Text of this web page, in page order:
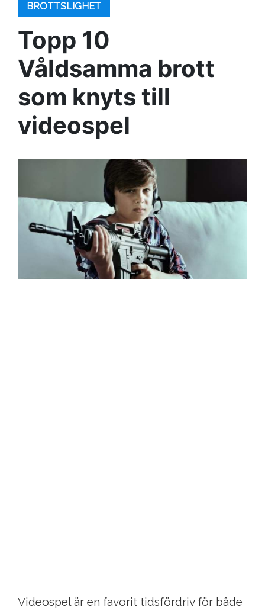
BROTTSLIGHET
Topp 10
Våldsamma brott
som knyts till
videospel
Videospel är en favorit tidsfördriv för både